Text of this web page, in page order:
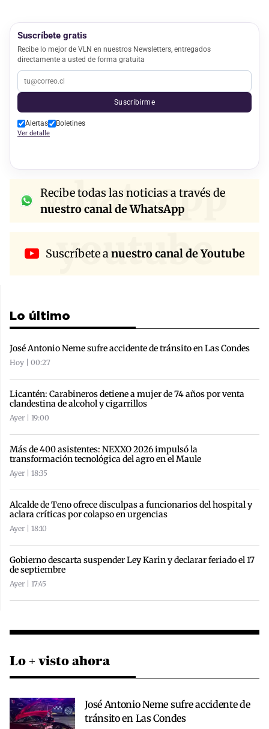
Suscríbete gratis
Recibe lo mejor de VLN en nuestros Newsletters, entregados
directamente a usted de forma gratuita
Suscribirme
Alertas Boletines
Ver detalle
whatsapp
Recibe todas las noticias a través de
nuestro canal de WhatsApp
youtube
Suscríbete anuestro canal de Youtube
Lo último
José Antonio Neme sufre accidente de tránsito en Las Condes
Hoy | 00:27
Licantén: Carabineros detiene a mujer de 74 años por venta
clandestina de alcohol y cigarrillos
Ayer | 19:00
Más de 400 asistentes: NEXXO 2026 impulsó la
transformación tecnológica del agro en el Maule
Ayer | 18:35
Alcalde de Teno ofrece disculpas a funcionarios del hospital y
aclara críticas por colapso en urgencias
Ayer | 18:10
Gobierno descarta suspender Ley Karin y declarar feriado el 17
de septiembre
Ayer | 17:45
Lo + visto ahora
José Antonio Neme sufre accidente de
tránsito en Las Condes